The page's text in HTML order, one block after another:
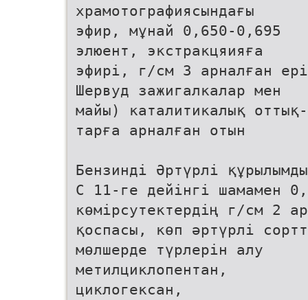
храмотографиясындағы
эфир, мұнай 0,650-0,695
элюент, экстракцяияға
эфирі, г/см 3 арналған
Шервуд зажигалкалар мен
майы) каталитикалық оттық-
тарға арналған отын
Бензинді Әртүрлі
С 11-ге дейінгі шамамен
көмірсутектердің г/см 2
қоспасы, көп әртүрлі
мөлшерде түрлерін алу
метилциклопентан,
циклогексан,